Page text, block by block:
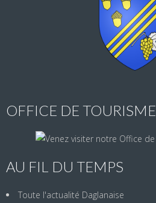
OFFICE DE TOURISME
AU FIL DU TEMPS
Toute l'actualité Daglanaise